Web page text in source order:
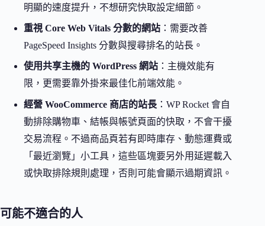
明顯的速度提升，不想研究快取設定細節。
重視 Core Web Vitals 分數的網站 ：需要改善
PageSpeed Insights 分數與搜尋排名的站長。
使用共享主機的 WordPress 網站 ：主機效能有
限，更需要靠外掛來最佳化前端效能。
經營 WooCommerce 商店的站長 ：WP Rocket 會自
動排除購物車、結帳與帳號頁面的快取，不會干擾
交易流程。不過商品頁若有即時庫存、動態運費或
「最近瀏覽」小工具，這些區塊要另外用延遲載入
或快取排除規則處理，否則可能會顯示過期資訊。
可能不適合的人